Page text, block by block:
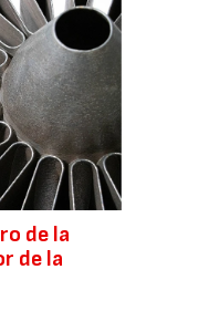
de la
de la